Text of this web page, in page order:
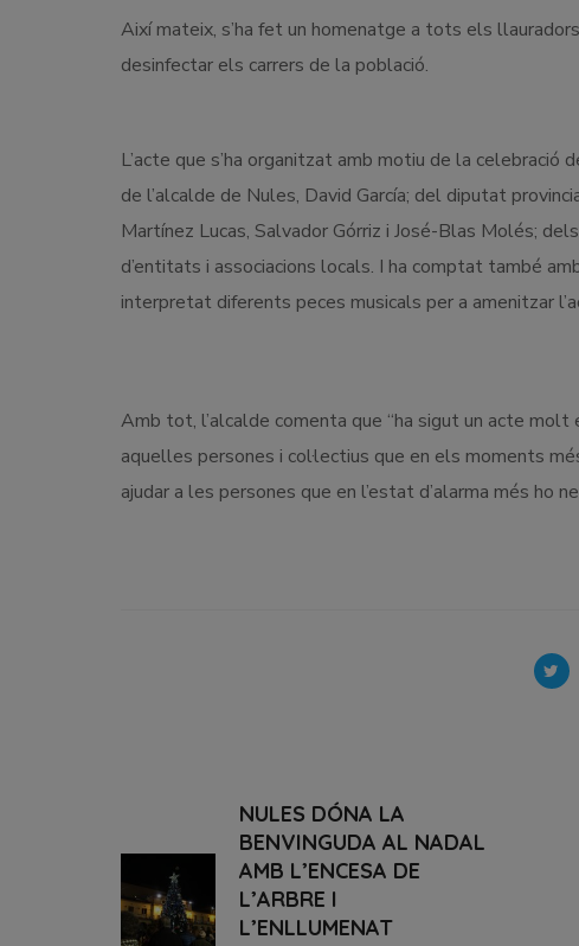
Així mateix, s’ha fet un homenatge a tots els
desinfectar els carrers de la població.
L’acte que s’ha organitzat amb motiu de la
de l’alcalde de Nules, David García; del diputat
Martínez Lucas, Salvador Górriz i José-Blas Molés;
d’entitats i associacions locals. I ha comptat també
interpretat diferents peces musicals per a amenitzar
Amb tot, l’alcalde comenta que “ha sigut un acte
aquelles persones i col·lectius que en els moments
ajudar a les persones que en l’estat d’alarma més ho
NULES DÓNA LA
BENVINGUDA AL NADAL
AMB L’ENCESA DE
L’ARBRE I
L’ENLLUMENAT